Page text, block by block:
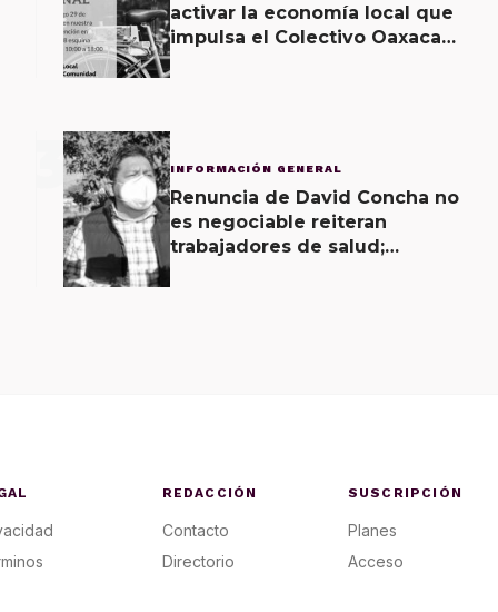
activar la economía local que
impulsa el Colectivo Oaxaca
3 INFORMACIÓN GENERAL
Renuncia de David Concha no
es negociable reiteran
trabajadores de salud;
REDACCIÓN
Contacto
Directorio
SUSCRIPCIÓN
Planes
Acceso